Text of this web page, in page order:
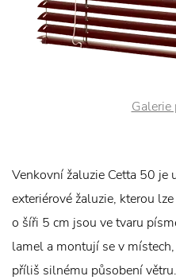
Galerie
Venkovní žaluzie Cetta 50 je
exteriérové žaluzie, kterou
o šíři 5 cm jsou ve tvaru
lamel a montují se v
příliš silnému působení